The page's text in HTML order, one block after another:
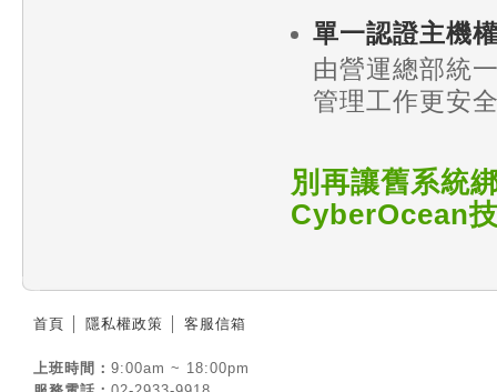
單一認證主機
由營運總部統
管理工作更安
別再讓舊系統
CyberOcean
首頁 隱私權政策 客服信箱
上班時間： 9:00am ~ 18:00pm